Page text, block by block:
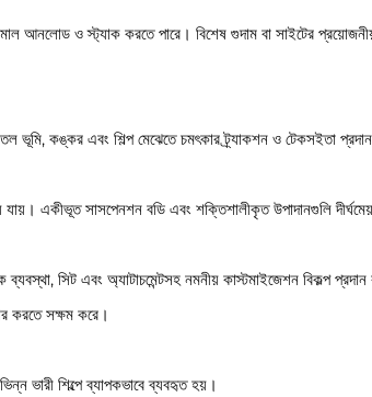
আনলোড ও স্ট্যাক করতে পারে। বিশেষ গুদাম বা সাইটের
ভূমি, কঙ্কর এবং শিল্প মেঝেতে চমৎকার ট্র্যাকশন ও টেকসইতা
একীভূত সাসপেনশন বডি এবং শক্তিশালীকৃত উপাদানগুলি
সিট এবং অ্যাটাচমেন্টসহ নমনীয় কাস্টমাইজেশন বিকল্প
করতে সক্ষম করে।
ভারী শিল্পে ব্যাপকভাবে ব্যবহৃত হয়।